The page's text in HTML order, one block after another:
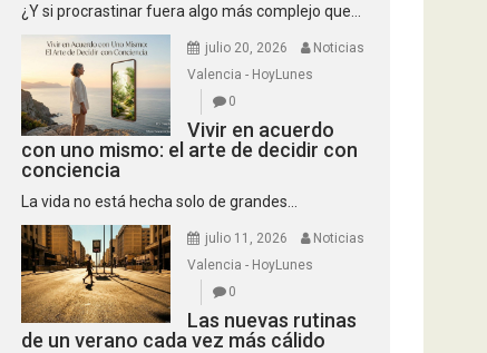
¿Y si procrastinar fuera algo más complejo que...
julio 20, 2026
Noticias
Valencia - HoyLunes
0
Vivir en acuerdo
con uno mismo: el arte de decidir con
conciencia
La vida no está hecha solo de grandes...
julio 11, 2026
Noticias
Valencia - HoyLunes
0
Las nuevas rutinas
de un verano cada vez más cálido